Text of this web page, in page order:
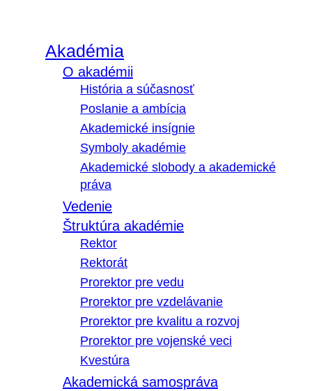
Akadémia
O akadémii
História a súčasnosť
Poslanie a ambícia
Akademické insígnie
Symboly akadémie
Akademické slobody a akademické
práva
Vedenie
Štruktúra akadémie
Rektor
Rektorát
Prorektor pre vedu
Prorektor pre vzdelávanie
Prorektor pre kvalitu a rozvoj
Prorektor pre vojenské veci
Kvestúra
Akademická samospráva